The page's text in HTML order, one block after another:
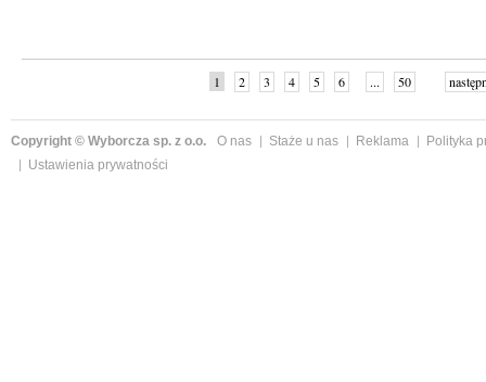
1 2 3 4 5 6 ... 50
Copyright © Wyborcza sp. z o.o. O nas Staże u nas Reklama
Polityka
Ustawienia prywatności